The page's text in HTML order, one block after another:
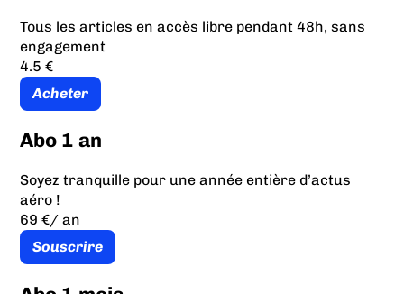
Tous les articles en accès libre pendant 48h, sans
engagement
4.5 €
Acheter
Abo 1 an
Soyez tranquille pour une année entière d’actus
aéro !
69 €/ an
Souscrire